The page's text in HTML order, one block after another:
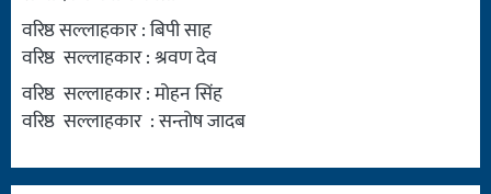
वरिष्ठ सल्लाहकार : बिपी साह
वरिष्ठ सल्लाहकार : श्रवण देव
वरिष्ठ सल्लाहकार : मोहन सिंह
वरिष्ठ सल्लाहकार : सन्तोष जादब